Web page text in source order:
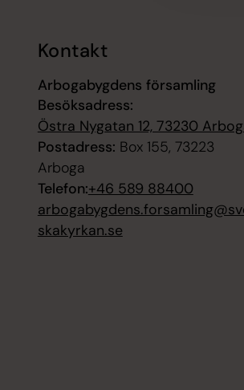
Kontakt
Arbogabygdens församling
Besöksadress:
Östra Nygatan 12, 73230
Postadress: Box 155, 73223
Arboga
Telefon:+46 589 88400
skakyrkan.se